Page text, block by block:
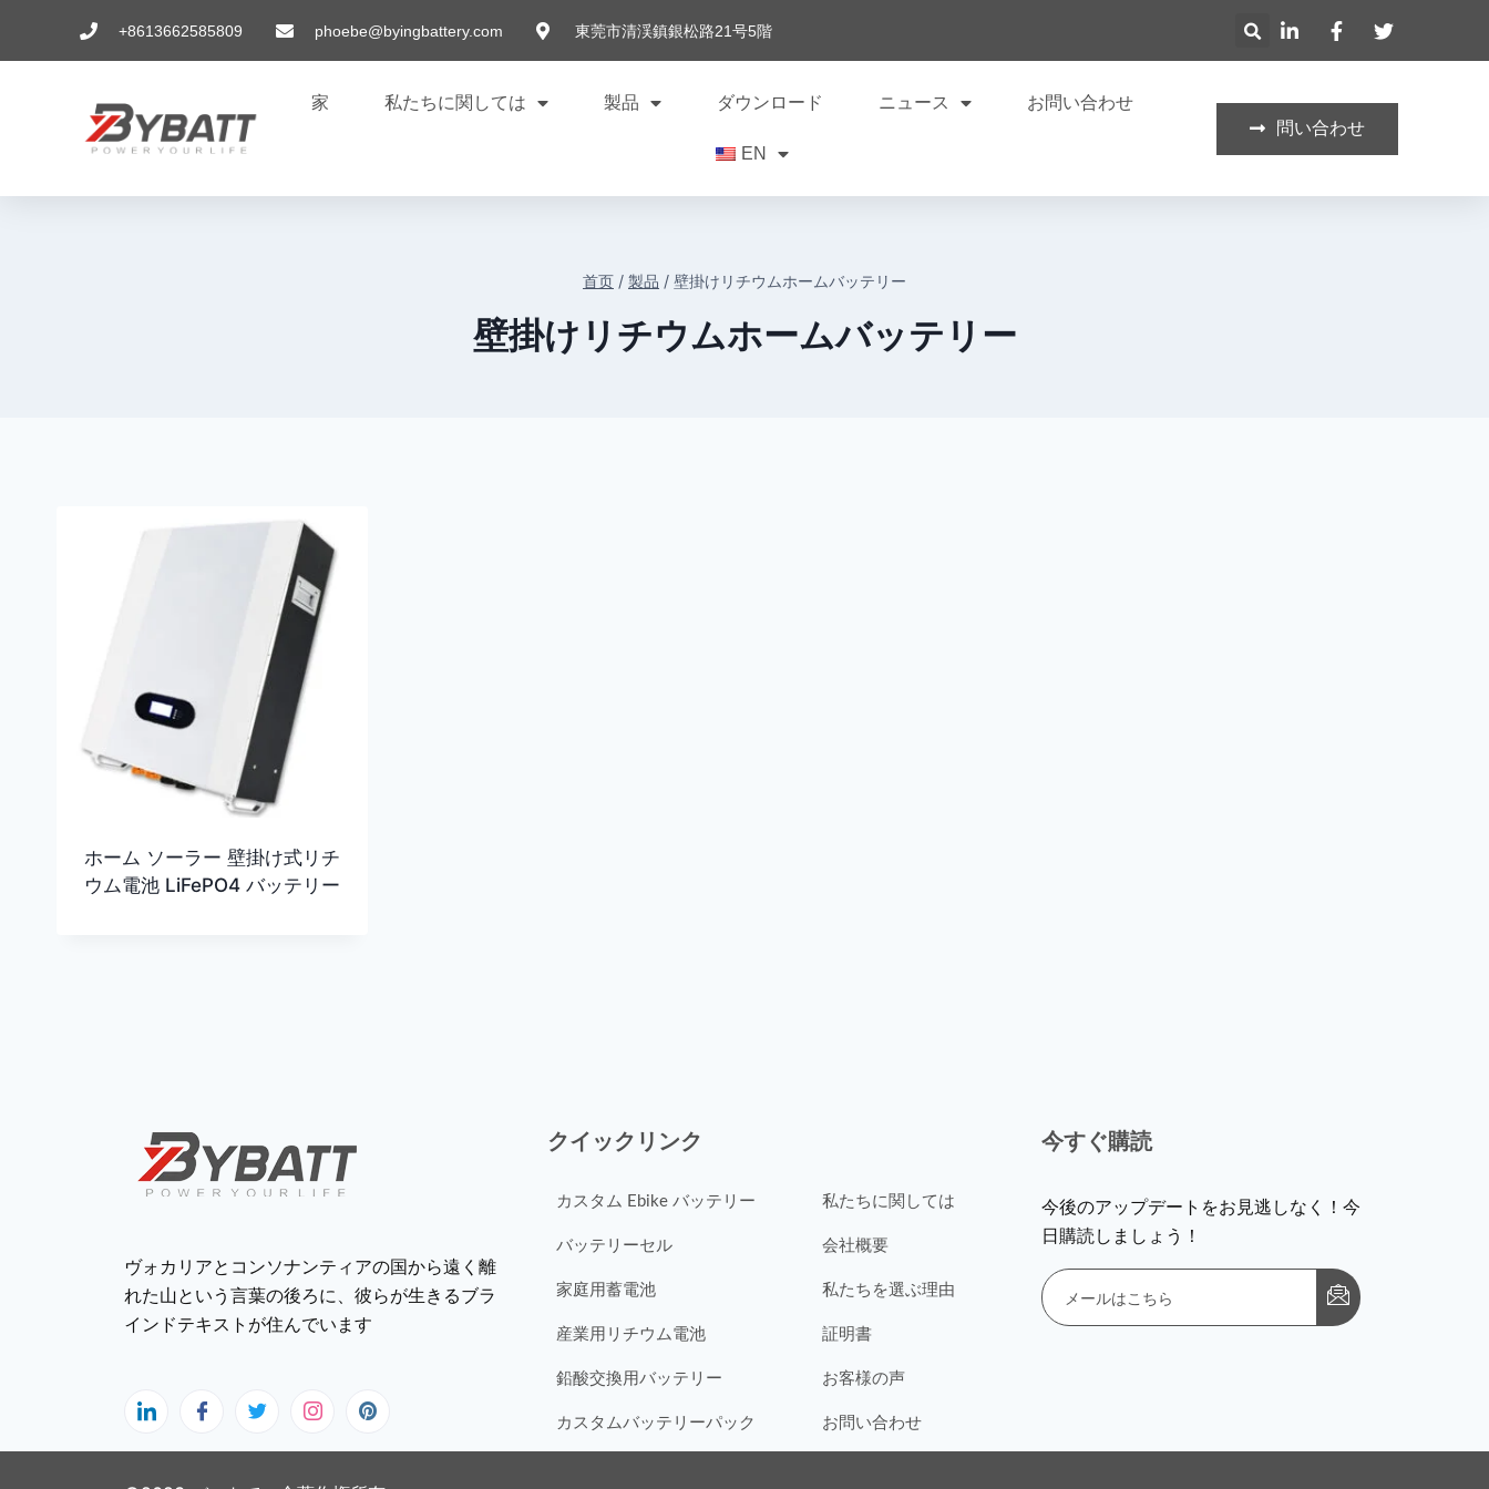
+8613662585809 phoebe@byingbattery.com 東莞市清渓鎮銀松路21号5階
家 私たちに関しては 製品 ダウンロード ニュース お問い合わせ
EN
問い合わせ
首页 / 製品 / 壁掛けリチウムホームバッテリー
壁掛けリチウムホームバッテリー
ホーム ソーラー 壁掛け式リチ
ウム電池 LiFePO4 バッテリー
ヴォカリアとコンソナンティアの国から遠く離
れた山という言葉の後ろに、彼らが生きるブラ
インドテキストが住んでいます
クイックリンク
カスタム Ebike バッテリー
バッテリーセル
家庭用蓄電池
産業用リチウム電池
鉛酸交換用バッテリー
カスタムバッテリーパック
私たちに関しては
会社概要
私たちを選ぶ理由
証明書
お客様の声
お問い合わせ
今すぐ購読
今後のアップデートをお見逃しなく！今
日購読しましょう！